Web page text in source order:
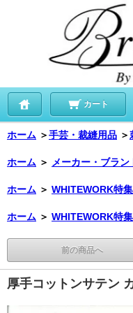
カート
ホーム ＞手芸・裁縫用品 ＞
ホーム ＞ メーカー・ブラン
ホーム ＞ WHITEWORK特集
ホーム ＞ WHITEWORK特集
前の商品へ
厚手コットンサテン